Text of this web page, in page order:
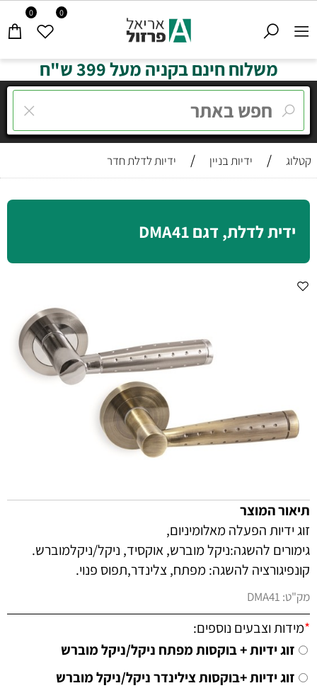
0 0
משלוח חינם בקניה מעל 399 ש"ח
קטלוג / ידיות בניין / ידיות לדלת חדר
ידית לדלת, דגם DMA41
תיאור המוצר
זוג ידיות הפעלה מאלומיניום,
גימורים להשגה:ניקל מוברש, אוקסיד, ניקל/ניקלמוברש.
קונפיגורציה להשגה: מפתח, צלינדר,תפוס פנוי.
מק"ט: DMA41
*מידות וצבעים נוספים:
זוג ידיות + בוקסות מפתח ניקל/ניקל מוברש
זוג ידיות +בוקסות צילינדר ניקל/ניקל מוברש